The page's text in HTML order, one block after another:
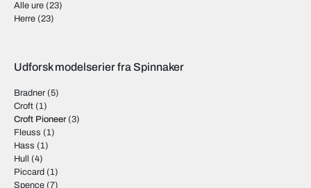
Alle ure (23)
Herre (23)
Udforsk modelserier fra Spinnaker
Bradner (5)
Croft (1)
Croft Pioneer(3)
Fleuss (1)
Hass (1)
Hull
(4)
Piccard (1)
Spence (7)